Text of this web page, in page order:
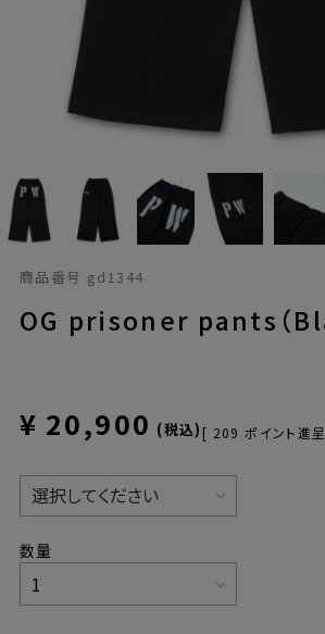
商品番号 gd1344
OG prisoner pants（
¥ 20,900 税込 [ 209 ポイント進